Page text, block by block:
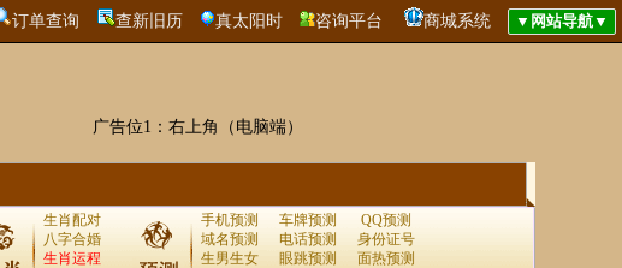
订单查询 查新旧历 真太阳时 咨询平台 商城系统
广告位1：右上角（电脑端）
生肖配对
八字合婚
生肖运程
手机预测 车牌预测
QQ预测
域名预测
电话预测
身份证号
生男生女
眼跳预测
面热预测